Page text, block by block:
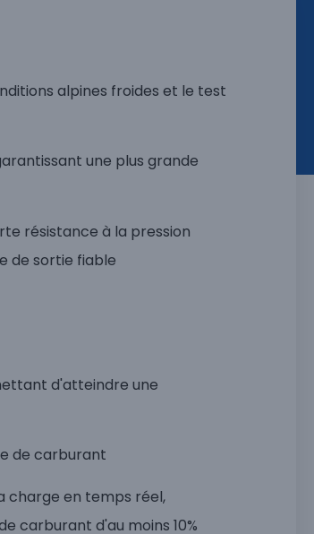
alpines froides et le test
une plus grande
résistance à la pression
de sortie fiable
d'atteindre une
de carburant
charge en temps réel,
carburant d'au moins 10%